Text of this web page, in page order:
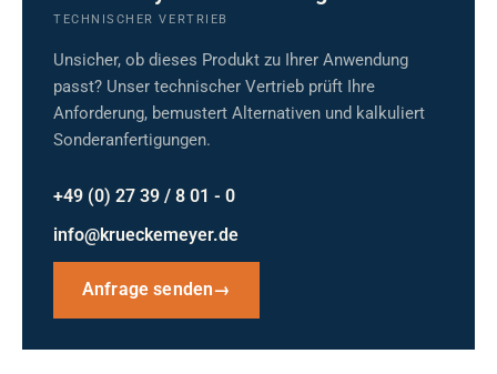
TECHNISCHER VERTRIEB
Unsicher, ob dieses Produkt zu Ihrer Anwendung
passt? Unser technischer Vertrieb prüft Ihre
Anforderung, bemustert Alternativen und kalkuliert
Sonderanfertigungen.
+49 (0) 27 39 / 8 01 - 0
info@krueckemeyer.de
Anfrage senden→